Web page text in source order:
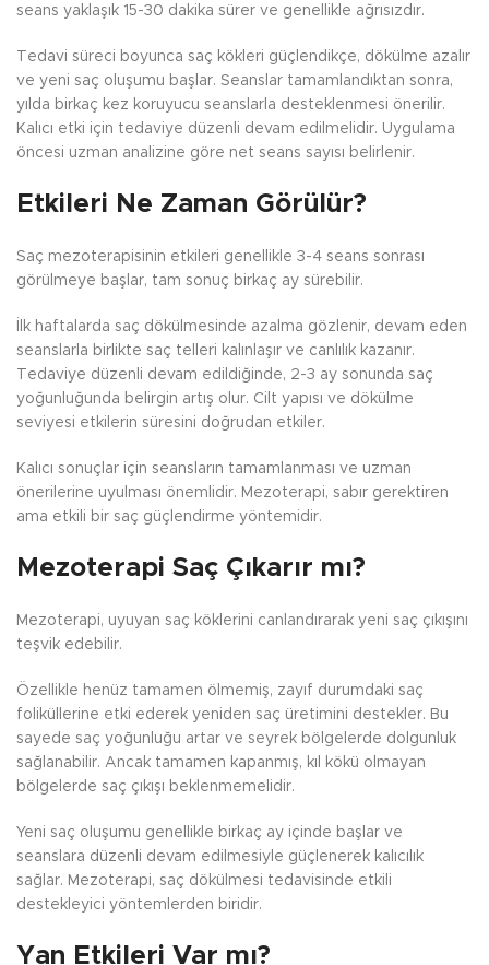
seans yaklaşık 15-30 dakika sürer ve genellikle ağrısızdır.
Tedavi süreci boyunca saç kökleri güçlendikçe, dökülme azalır
ve yeni saç oluşumu başlar. Seanslar tamamlandıktan sonra,
yılda birkaç kez koruyucu seanslarla desteklenmesi önerilir.
Kalıcı etki için tedaviye düzenli devam edilmelidir. Uygulama
öncesi uzman analizine göre net seans sayısı belirlenir.
Etkileri Ne Zaman Görülür?
Saç mezoterapisinin etkileri genellikle 3-4 seans sonrası
görülmeye başlar, tam sonuç birkaç ay sürebilir.
İlk haftalarda saç dökülmesinde azalma gözlenir, devam eden
seanslarla birlikte saç telleri kalınlaşır ve canlılık kazanır.
Tedaviye düzenli devam edildiğinde, 2-3 ay sonunda saç
yoğunluğunda belirgin artış olur. Cilt yapısı ve dökülme
seviyesi etkilerin süresini doğrudan etkiler.
Kalıcı sonuçlar için seansların tamamlanması ve uzman
önerilerine uyulması önemlidir. Mezoterapi, sabır gerektiren
ama etkili bir saç güçlendirme yöntemidir.
Mezoterapi Saç Çıkarır mı?
Mezoterapi, uyuyan saç köklerini canlandırarak yeni saç çıkışını
teşvik edebilir.
Özellikle henüz tamamen ölmemiş, zayıf durumdaki saç
foliküllerine etki ederek yeniden saç üretimini destekler. Bu
sayede saç yoğunluğu artar ve seyrek bölgelerde dolgunluk
sağlanabilir. Ancak tamamen kapanmış, kıl kökü olmayan
bölgelerde saç çıkışı beklenmemelidir.
Yeni saç oluşumu genellikle birkaç ay içinde başlar ve
seanslara düzenli devam edilmesiyle güçlenerek kalıcılık
sağlar. Mezoterapi, saç dökülmesi tedavisinde etkili
destekleyici yöntemlerden biridir.
Yan Etkileri Var mı?